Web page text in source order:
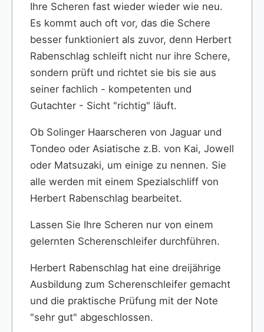
Ihre Scheren fast wieder wieder wie neu.
Es kommt auch oft vor, das die Schere
besser funktioniert als zuvor, denn Herbert
Rabenschlag schleift nicht nur ihre Schere,
sondern prüft und richtet sie bis sie aus
seiner fachlich - kompetenten und
Gutachter - Sicht "richtig" läuft.
Ob Solinger Haarscheren von Jaguar und
Tondeo oder Asiatische z.B. von Kai, Jowell
oder Matsuzaki, um einige zu nennen. Sie
alle werden mit einem Spezialschliff von
Herbert Rabenschlag bearbeitet.
Lassen Sie Ihre Scheren nur von einem
gelernten Scherenschleifer durchführen.
Herbert Rabenschlag hat eine dreijährige
Ausbildung zum Scherenschleifer gemacht
und die praktische Prüfung mit der Note
"sehr gut" abgeschlossen.